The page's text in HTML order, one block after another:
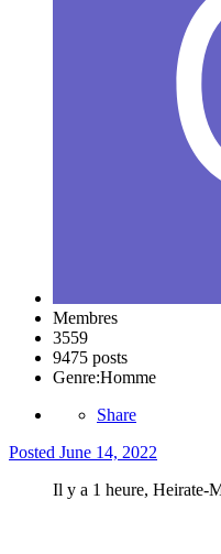
Membres
3559
9475 posts
Genre:Homme
Share
Posted June 14, 2022
Il y a 1 heure, Heirate-